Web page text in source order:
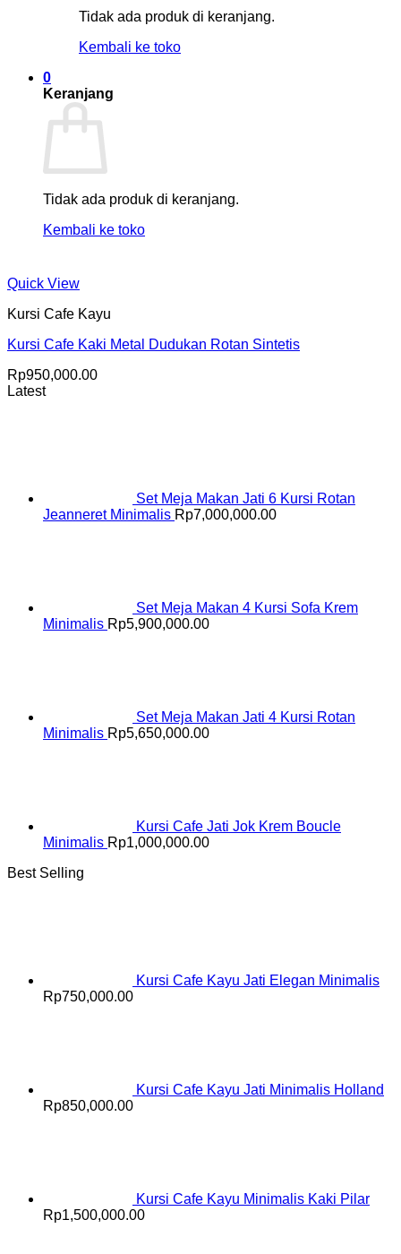
Tidak ada produk di keranjang.
Kembali ke toko
0
Keranjang
Tidak ada produk di keranjang.
Kembali ke toko
Quick View
Kursi Cafe Kayu
Kursi Cafe Kaki Metal Dudukan Rotan Sintetis
Rp950,000.00
Latest
Set Meja Makan Jati 6 Kursi Rotan
Jeanneret Minimalis Rp7,000,000.00
Set Meja Makan 4 Kursi Sofa Krem
Minimalis Rp5,900,000.00
Set Meja Makan Jati 4 Kursi Rotan
Minimalis Rp5,650,000.00
Kursi Cafe Jati Jok Krem Boucle
Minimalis Rp1,000,000.00
Best Selling
Kursi Cafe Kayu Jati Elegan Minimalis
Rp750,000.00
Kursi Cafe Kayu Jati Minimalis Holland
Rp850,000.00
Kursi Cafe Kayu Minimalis Kaki Pilar
Rp1,500,000.00